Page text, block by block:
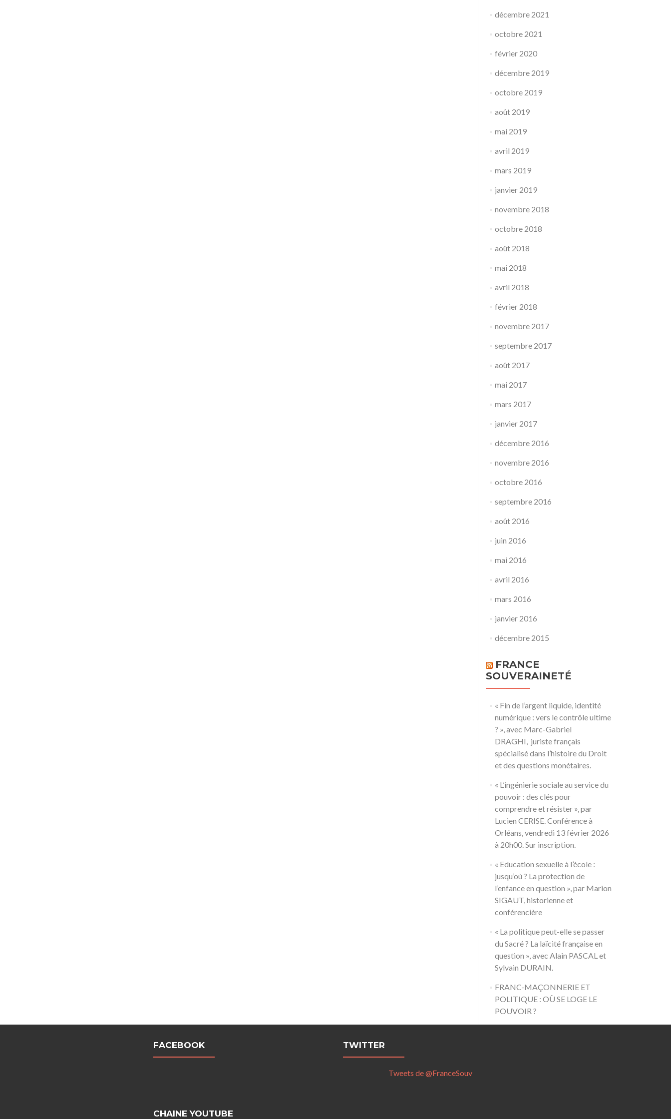
décembre 2021
octobre 2021
février 2020
décembre 2019
octobre 2019
août 2019
mai 2019
avril 2019
mars 2019
janvier 2019
novembre 2018
octobre 2018
août 2018
mai 2018
avril 2018
février 2018
novembre 2017
septembre 2017
août 2017
mai 2017
mars 2017
janvier 2017
décembre 2016
novembre 2016
octobre 2016
septembre 2016
août 2016
juin 2016
mai 2016
avril 2016
mars 2016
janvier 2016
décembre 2015
FRANCE
SOUVERAINETÉ
« Fin de l’argent liquide, identité
numérique : vers le contrôle ultime
? », avec Marc-Gabriel
DRAGHI, juriste français
spécialisé dans l’histoire du Droit
et des questions monétaires.
« L’ingénierie sociale au service du
pouvoir : des clés pour
comprendre et résister », par
Lucien CERISE. Conférence à
Orléans, vendredi 13 février 2026
à 20h00. Sur inscription.
« Education sexuelle à l’école :
jusqu’où ? La protection de
l’enfance en question », par Marion
SIGAUT, historienne et
conférencière
« La politique peut-elle se passer
du Sacré ? La laïcité française en
question », avec Alain PASCAL et
Sylvain DURAIN.
FRANC-MAÇONNERIE ET
POLITIQUE : OÙ SE LOGE LE
POUVOIR ?
FACEBOOK
CHAINE YOUTUBE
TWITTER
Tweets de @FranceSouv